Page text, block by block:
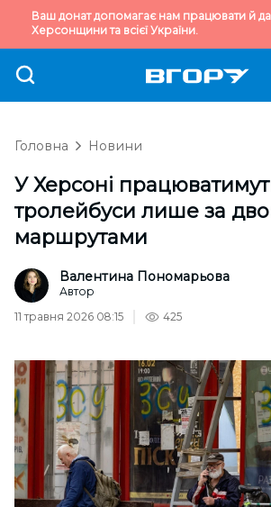
Ваш донат допомагає нам працювати й
Херсонщини та всієї України.
Головна Новини
У Херсоні
тролейбуси лише за
маршрутами
Валентина Пономарьова
Автор
11 травня 2026 08:15
425